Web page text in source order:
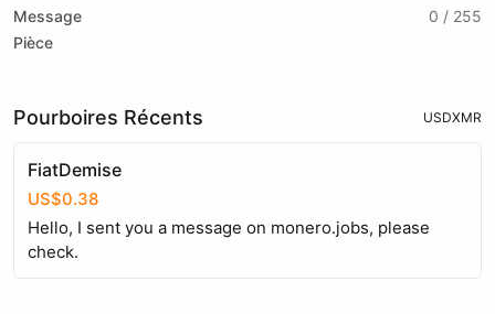
Message
0 / 255
Pièce
Pourboires Récents USDXMR
FiatDemise
US$0.38
Hello, I sent you a message on monero.jobs, please
check.